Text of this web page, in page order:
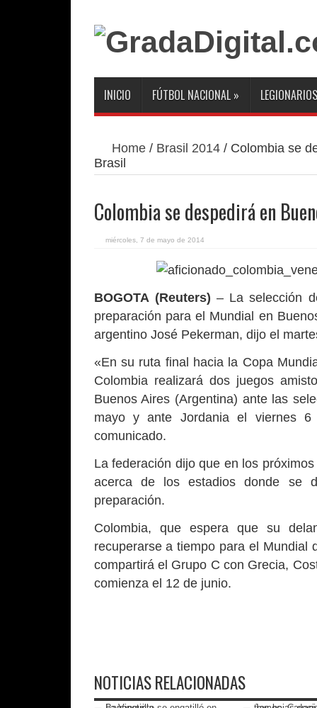
INICIO FÚTBOL NACIONAL » LEGIONARIOS
Home/ Brasil 2014/ Colombia se
Brasil
Colombia se despedirá en
miércoles, 7 de mayo de 2014
BOGOTA (Reuters) – La selección
preparación para el Mundial en
argentino José Pekerman, dijo el
«En su ruta final hacia la Copa
Colombia realizará dos juegos
Buenos Aires (Argentina) ante las
mayo y ante Jordania el viernes
comunicado.
La federación dijo que en los
acerca de los estadios donde se
preparación.
Colombia, que espera que su
recuperarse a tiempo para el Mundial
compartirá el Grupo C con Grecia,
comienza el 12 de junio.
NOTICIAS RELACIONADAS